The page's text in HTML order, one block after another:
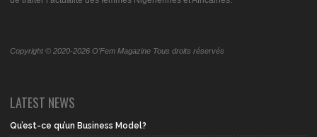
Copyright © 2020-2026 O'Fem Magazine Tous droits réservés
LATEST NEWS
Qu’est-ce qu’un Business Model?